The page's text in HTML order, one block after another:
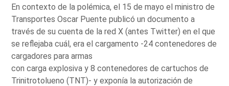
En contexto de la polémica, el 15 de mayo el ministro de
Transportes Oscar Puente publicó un documento a
través de su cuenta de la red X (antes Twitter) en el que
se reflejaba cuál, era el cargamento -24 contenedores de
cargadores para armas
con carga explosiva y 8 contenedores de cartuchos de
Trinitrotolueno (TNT)- y exponía la autorización de